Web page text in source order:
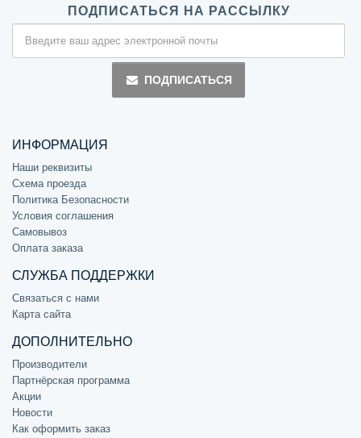
ПОДПИСАТЬСЯ НА РАССЫЛКУ
ПОДПИСАТЬСЯ
ИНФОРМАЦИЯ
Наши реквизиты
Схема проезда
Политика Безопасности
Условия соглашения
Самовывоз
Оплата заказа
СЛУЖБА ПОДДЕРЖКИ
Связаться с нами
Карта сайта
ДОПОЛНИТЕЛЬНО
Производители
Партнёрская программа
Акции
Новости
Как оформить заказ